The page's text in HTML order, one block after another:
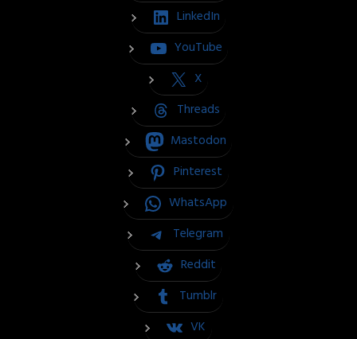
LinkedIn
YouTube
X
Threads
Mastodon
Pinterest
WhatsApp
Telegram
Reddit
Tumblr
VK